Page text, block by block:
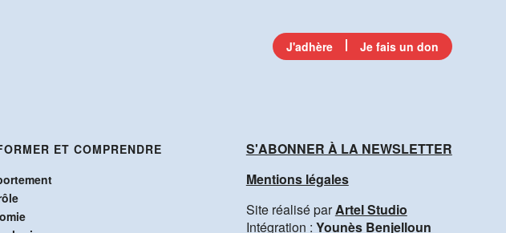
J'adhère Je fais un don
ET COMPRENDRE
S'ABONNER À LA NEWSLETTER
Mentions légales
Site réalisé parArtel Studio
Intégration : Younès Benjelloun